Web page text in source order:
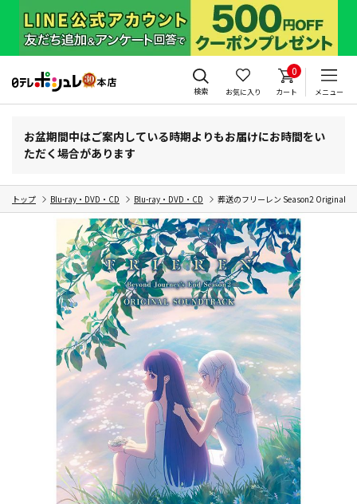
検索 お気に入り
0
カート メニュー
お盆期間中はご案内している時期よりもお届けにお時間をい
ただく場合があります
トップ Blu-ray・DVD・CD Blu-ray・DVD・CD 葬送のフリーレン Season2 Original